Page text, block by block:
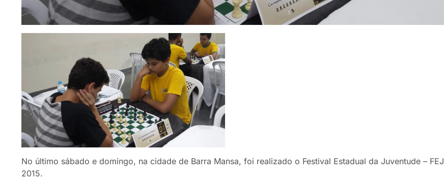
No último sábado e domingo, na cidade de Barra Mansa, foi realizado o Festival Estadual da Juventude – FEJ
2015.